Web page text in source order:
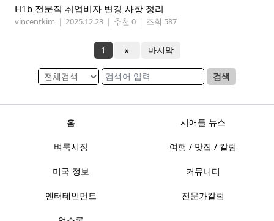
H1b 전문직 취업비자 변경 사항 정리
vincentkim | 2025.12.23 | 추천 0 | 조회 587
1 » 마지막
검색
홈 시애틀 뉴스
벼룩시장 여행 / 맛집 / 칼럼
미국 정보 커뮤니티
엔터테인먼트 전문가칼럼